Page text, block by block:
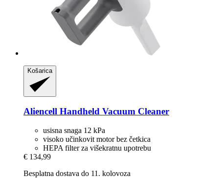
Košarica
Aliencell Handheld Vacuum Cleaner
usisna snaga 12 kPa
visoko učinkovit motor bez četkica
HEPA filter za višekratnu upotrebu
€ 134,99
Besplatna dostava do 11. kolovoza